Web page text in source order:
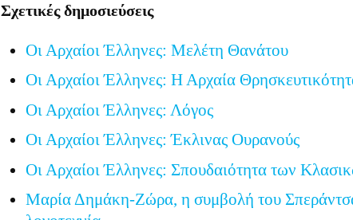
Σχετικές δημοσιεύσεις
Οι Αρχαίοι Έλληνες: Μελέτη Θανάτου
Οι Αρχαίοι Έλληνες: Η Αρχαία
Οι Αρχαίοι Έλληνες: Λόγος
Οι Αρχαίοι Έλληνες: Έκλινας Ουρανούς
Οι Αρχαίοι Έλληνες: Σπουδαιότητα των
Μαρία Δημάκη-Ζώρα, η συμβολή του